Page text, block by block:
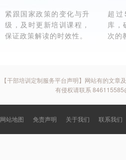
紧跟国家政策的变化与升
级，及时更新培训课程，
保证政策解读的时效性。
超
库，
次的
【干部培训定制服务平台声明】网站有的文章
有侵权请联系
网站地图 免责声明 关于我们 联系我们